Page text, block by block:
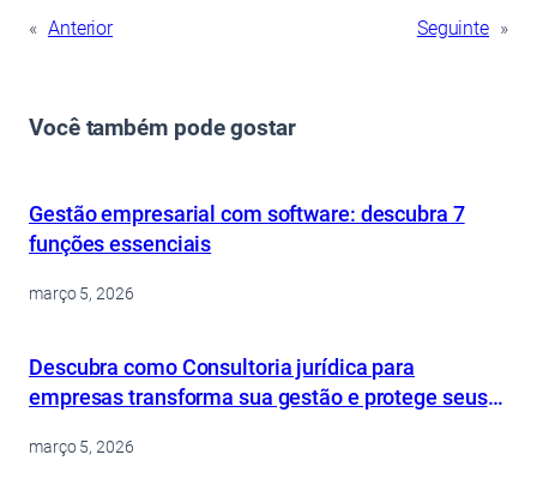
« Anterior Seguinte »
Você também pode gostar
Gestão empresarial com software: descubra 7
funções essenciais
março 5, 2026
Descubra como Consultoria jurídica para
empresas transforma sua gestão e protege seus
março 5, 2026